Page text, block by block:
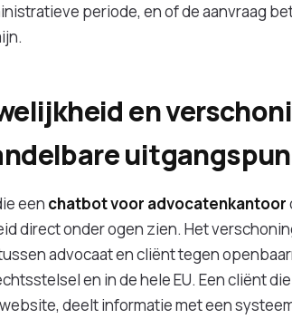
periode, en of de aanvraag
en
een chatbot voor advocatenkantoor
direct onder ogen zien. Het
advocaat en cliënt tegen
en in de hele EU. Een cliënt
deelt informatie met een